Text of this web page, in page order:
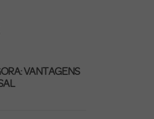
VANTAGENS